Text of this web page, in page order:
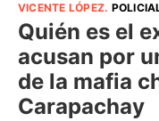
VICENTE LÓPEZ.
Quién es el
acusan por
de la mafia
Carapachay